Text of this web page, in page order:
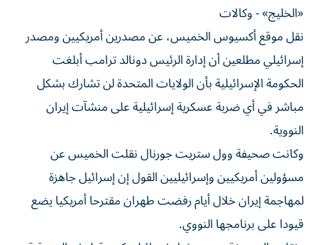
«الخليج» - وكالات
نقل موقع أكسيوس الخميس، عن مصدرين أمريكيين ومصدر
إسرائيلي مطلعين أن إدارة الرئيس دونالد ترامب أبلغت
الحكومة الإسرائيلية بأن الولايات المتحدة لن تشارك بشكل
مباشر في أي ضربة عسكرية إسرائيلية على منشآت إيران
النووية.
وكانت صحيفة وول ستريت جورنال نقلت الخميس عن
مسؤولين أمريكيين وإسرائيليين القول إن إسرائيل جاهزة
لمهاجمة إيران خلال أيام رفضت طهران مقترحا أمريكيا يضع
قيودا على برنامجها النووي.